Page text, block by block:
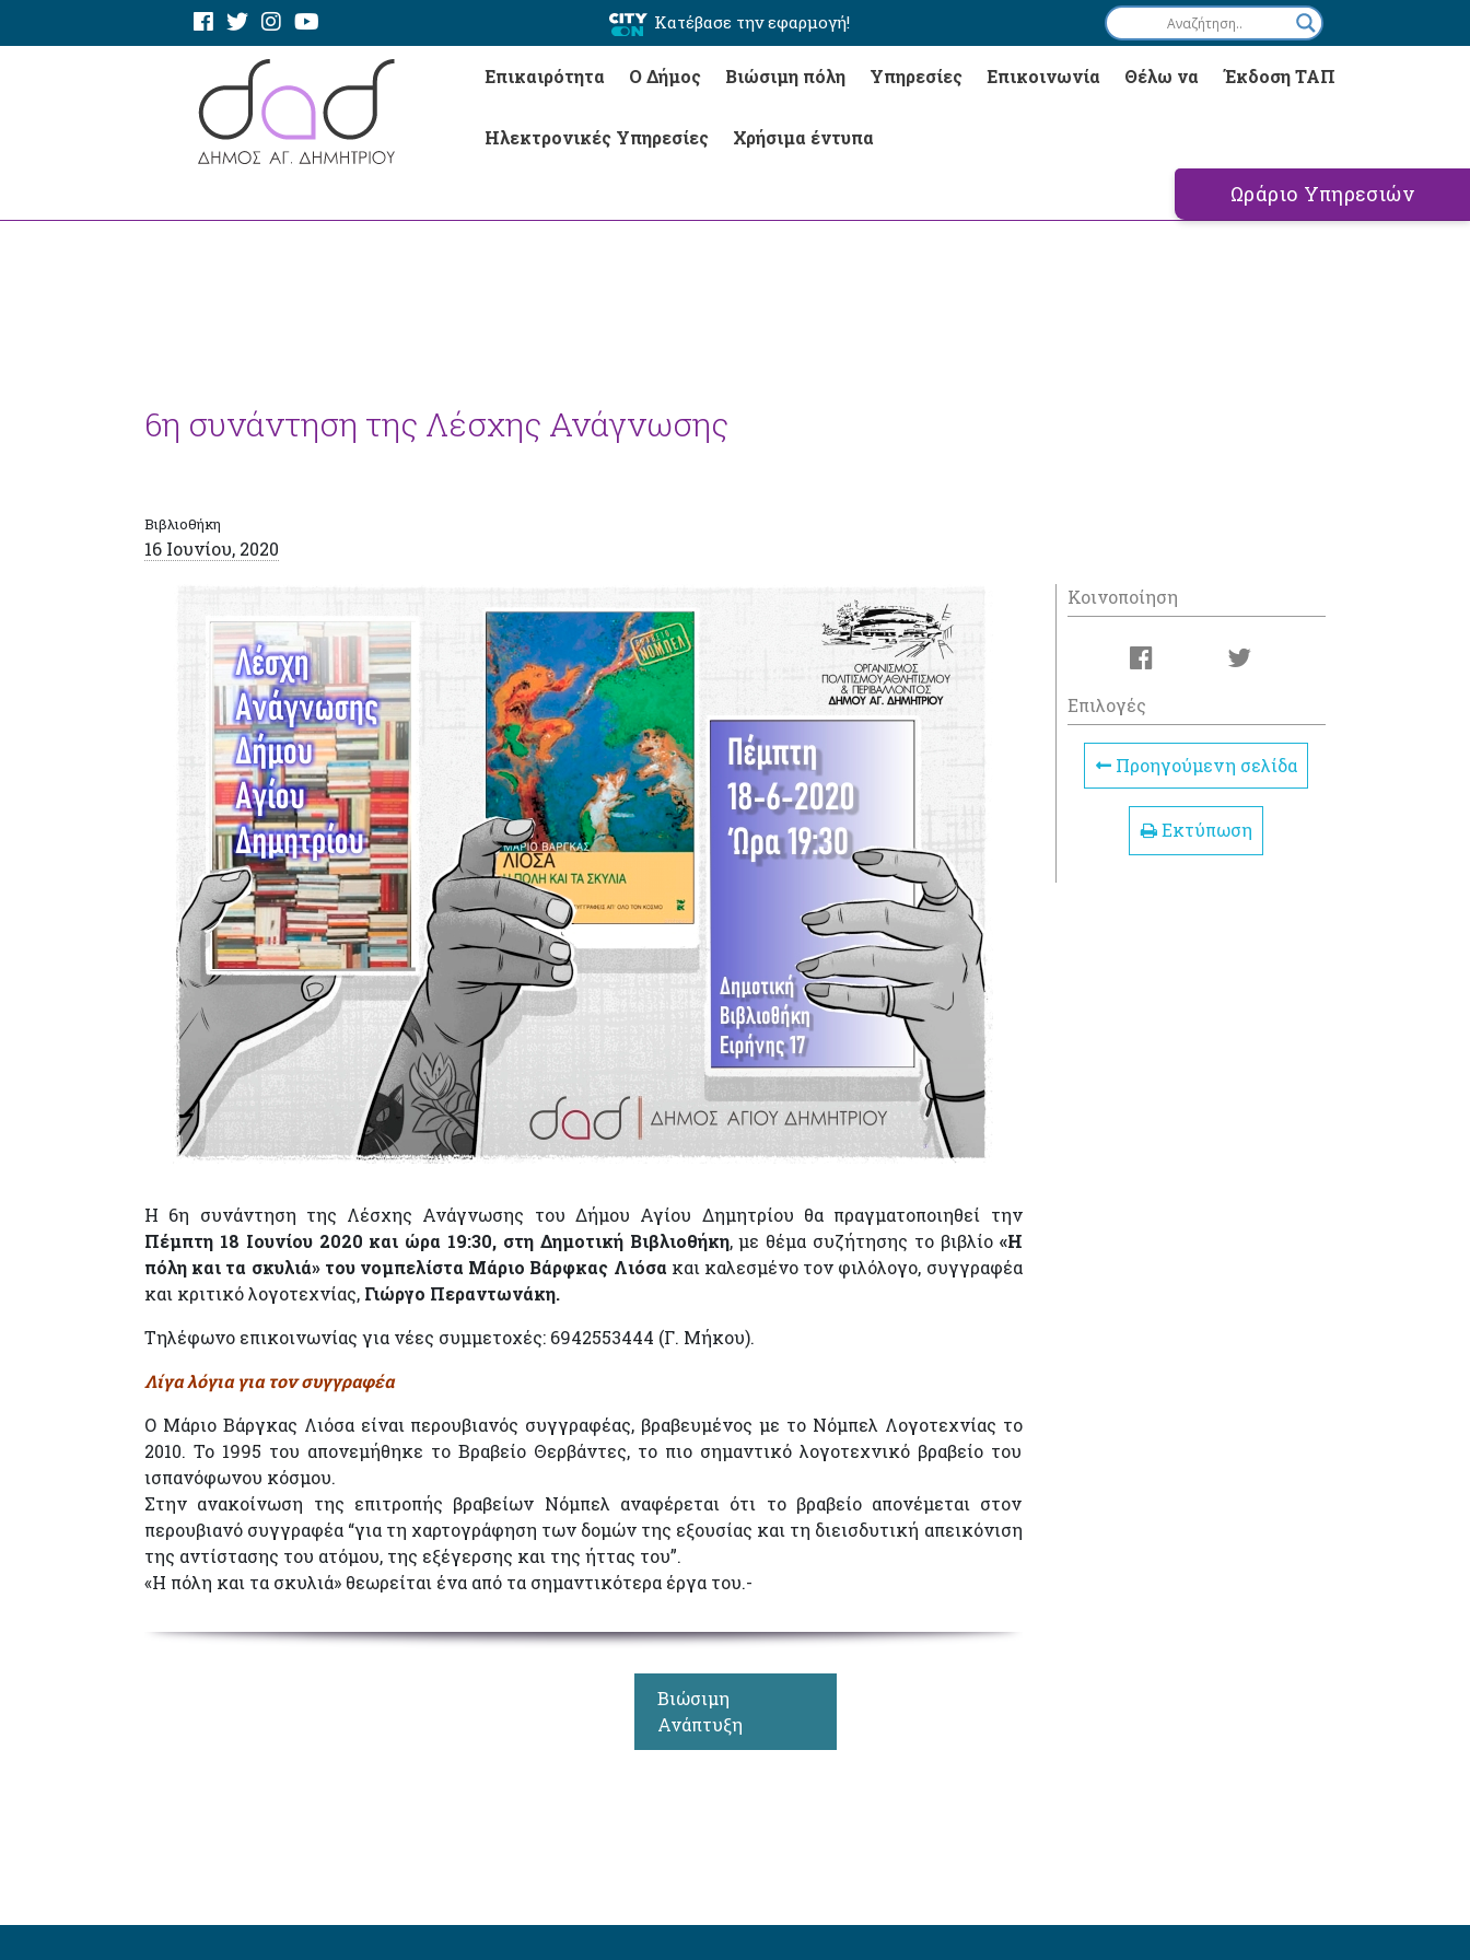
Κατέβασε την εφαρμογή!
Επικαιρότητα Ο Δήμος Βιώσιμη πόλη Υπηρεσίες Επικοινωνία Θέλω να Έκδοση ΤΑΠ
Ηλεκτρονικές Υπηρεσίες Χρήσιμα έντυπα
Ωράριο Υπηρεσιών
6η συνάντηση της Λέσχης Ανάγνωσης
Βιβλιοθήκη
16 Ιουνίου, 2020
Η 6η συνάντηση της Λέσχης Ανάγνωσης του Δήμου Αγίου Δημητρίου θα πραγματοποιηθεί την
Πέμπτη 18 Ιουνίου 2020 και ώρα 19:30, στη Δημοτική Βιβλιοθήκη, με θέμα συζήτησης το βιβλίο «Η
πόλη και τα σκυλιά» του νομπελίστα Μάριο Βάρφκας Λιόσα και καλεσμένο τον φιλόλογο, συγγραφέα
και κριτικό λογοτεχνίας, Γιώργο Περαντωνάκη.
Τηλέφωνο επικοινωνίας για νέες συμμετοχές: 6942553444 (Γ. Μήκου).
Λίγα λόγια για τον συγγραφέα
Ο Μάριο Βάργκας Λιόσα είναι περουβιανός συγγραφέας, βραβευμένος με το Νόμπελ Λογοτεχνίας το
2010. Το 1995 του απονεμήθηκε το Βραβείο Θερβάντες, το πιο σημαντικό λογοτεχνικό βραβείο του
ισπανόφωνου κόσμου.
Στην ανακοίνωση της επιτροπής βραβείων Νόμπελ αναφέρεται ότι το βραβείο απονέμεται στον
περουβιανό συγγραφέα “για τη χαρτογράφηση των δομών της εξουσίας και τη διεισδυτική απεικόνιση
της αντίστασης του ατόμου, της εξέγερσης και της ήττας του”.
«Η πόλη και τα σκυλιά» θεωρείται ένα από τα σημαντικότερα έργα του.-
Κοινοποίηση
Επιλογές
Προηγούμενη σελίδα
Εκτύπωση
Βιώσιμη
Ανάπτυξη